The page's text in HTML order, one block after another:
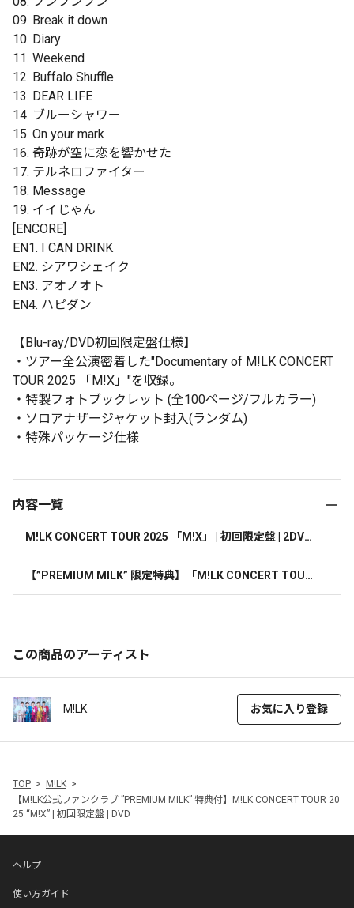
09. Break it down
10. Diary
11. Weekend
12. Buffalo Shuffle
13. DEAR LIFE
14. ブルーシャワー
15. On your mark
16. 奇跡が空に恋を響かせた
17. テルネロファイター
18. Message
19. イイじゃん
[ENCORE]
EN1. I CAN DRINK
EN2. シアワシェイク
EN3. アオノオト
EN4. ハピダン
【Blu-ray/DVD初回限定盤仕様】
・ツアー全公演密着した"Documentary of M!LK CONCERT
TOUR 2025 「M!X」"を収録。
・特製フォトブックレット (全100ページ/フルカラー)
・ソロアナザージャケット封入(ランダム)
・特殊パッケージ仕様
内容一覧
M!LK CONCERT TOUR 2025 「M!X」 | 初回限定盤 | 2DVD+
【”PREMIUM MILK” 限定特典】「M!LK CONCERT TOUR
この商品のアーティスト
M!LK お気に入り登録
TOP
M!LK
【M!LK公式ファンクラブ ”PREMIUM MILK” 特典付】M!LK CONCERT TOUR 20
25 “M!X” | 初回限定盤 | DVD
ヘルプ
使い方ガイド